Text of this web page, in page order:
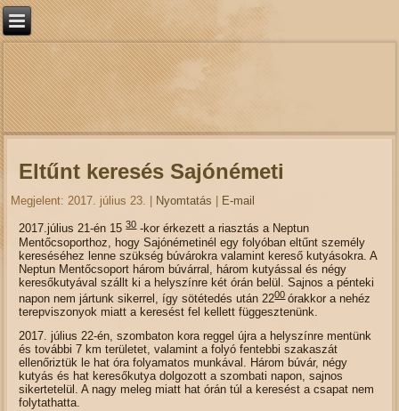
Eltűnt keresés Sajónémeti
Megjelent: 2017. július 23. Nyomtatás E-mail
2017.július 21-én 1530-kor érkezett a riasztás a Neptun
Mentőcsoporthoz, hogy Sajónémetinél egy folyóban eltűnt személy
kereséséhez lenne szükség búvárokra valamint kereső kutyásokra. A
Neptun Mentőcsoport három búvárral, három kutyással és négy
keresőkutyával szállt ki a helyszínre két órán belül. Sajnos a pénteki
napon nem jártunk sikerrel, így sötétedés után 2200 órakkor a nehéz
terepviszonyok miatt a keresést fel kellett függesztenünk.
2017. július 22-én, szombaton kora reggel újra a helyszínre mentünk
és további 7 km területet, valamint a folyó fentebbi szakaszát
ellenőriztük le hat óra folyamatos munkával. Három búvár, négy
kutyás és hat keresőkutya dolgozott a szombati napon, sajnos
sikertetelül. A nagy meleg miatt hat órán túl a keresést a csapat nem
folytathatta.